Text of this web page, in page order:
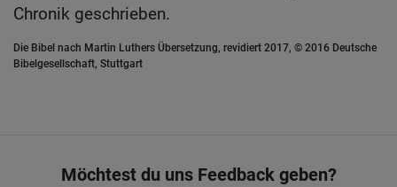
Chronik geschrieben.
Die Bibel nach Martin Luthers Übersetzung, revidiert 2017, © 2016 Deutsche
Bibelgesellschaft, Stuttgart
Möchtest du uns Feedback geben?